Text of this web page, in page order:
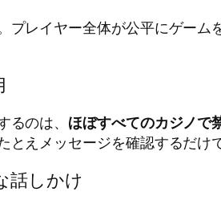
プレイヤー全体が公平にゲー
のは、 ほぼすべてのカジノで
とえメッセージを確認するだ
話しかけ